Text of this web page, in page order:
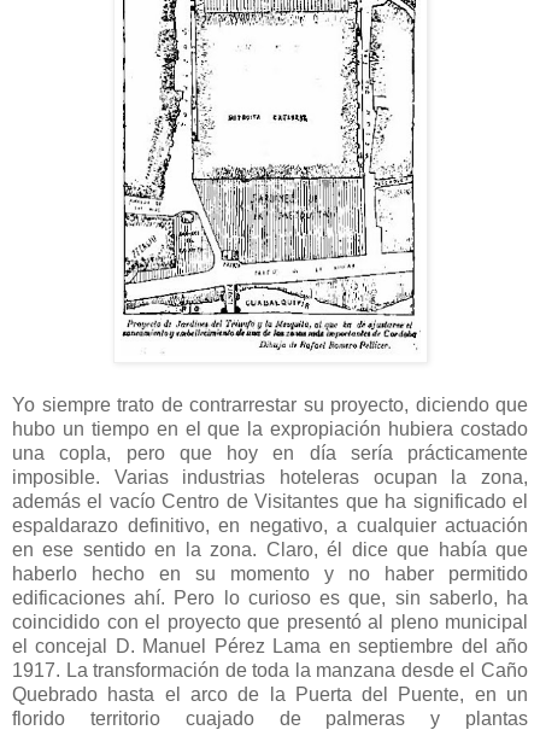
Yo siempre trato de contrarrestar su proyecto, diciendo que
hubo un tiempo en el que la expropiación hubiera costado
una copla, pero que hoy en día sería prácticamente
imposible. Varias industrias hoteleras ocupan la zona,
además el vacío Centro de Visitantes que ha significado el
espaldarazo definitivo, en negativo, a cualquier actuación
en ese sentido en la zona. Claro, él dice que había que
haberlo hecho en su momento y no haber permitido
edificaciones ahí. Pero lo curioso es que, sin saberlo, ha
coincidido con el proyecto que presentó al pleno municipal
el concejal D. Manuel Pérez Lama en septiembre del año
1917. La transformación de toda la manzana desde el Caño
Quebrado hasta el arco de la Puerta del Puente, en un
florido territorio cuajado de palmeras y plantas